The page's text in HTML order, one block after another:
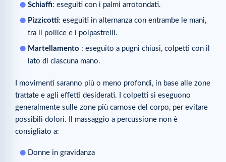
Schiaffi: eseguiti con i palmi arrotondati.
Pizzicotti: eseguiti in alternanza con entrambe le mani,
tra il pollice e i polpastrelli.
Martellamento : eseguito a pugni chiusi, colpetti con il
lato di ciascuna mano.
I movimenti saranno più o meno profondi, in base alle zone
trattate e agli effetti desiderati. I colpetti si eseguono
generalmente sulle zone più carnose del corpo, per evitare
possibili dolori. Il massaggio a percussione non è
consigliato a:
Donne in gravidanza